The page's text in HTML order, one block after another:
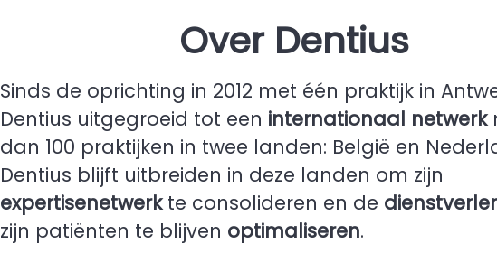
Over Dentius
Sinds de oprichting in 2012 met één praktijk in
Dentius uitgegroeid tot een internationaal netwerk
dan 100 praktijken in twee landen: België en
Dentius blijft uitbreiden in deze landen om zijn
expertisenetwerkte consolideren en de
zijn patiënten te blijven optimaliseren.